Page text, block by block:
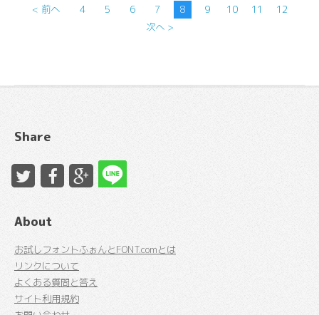
< 前へ
4 5 6 7 8 9 10 11
12
次へ >
Share
About
お試しフォントふぉんとFONT.comとは
リンクについて
よくある質問と答え
サイト利用規約